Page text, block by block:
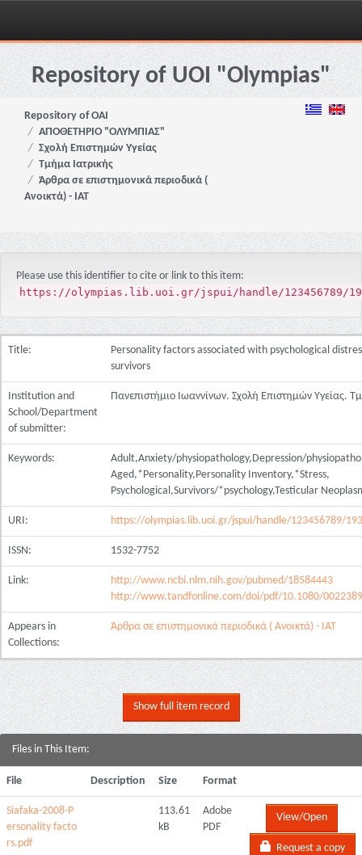
Skip
navigationRepository of UOI "Olympias"
Repository of OAI
ΑΠΟΘΕΤΗΡΙΟ "ΟΛΥΜΠΙΑΣ"
Σχολή Επιστημών Υγείας
Τμήμα Ιατρικής
Άρθρα σε επιστημονικά περιοδικά (
Ανοικτά) - ΙΑΤ
Please use this identifier to cite or link to this item:
https://olympias.lib.uoi.gr/jspui/handle/123456789/
Title:
Personality factors associated with psychological
survivors
Institution and
School/Department
of submitter:
Πανεπιστήμιο Ιωαννίνων. Σχολή Επιστημών Υγείας.
Keywords:
Adult,Anxiety/physiopathology,Depression/
Aged,*Personality,Personality Inventory,*Stress,
Psychological,Survivors/*psychology,Testicular
URI: https://olympias.lib.uoi.gr/jspui/handle/123456789/
ISSN: 1532-7752
Link:
http://www.ncbi.nlm.nih.gov/pubmed/18584443
http://www.tandfonline.com/doi/pdf/10.1080/
Appears in
Collections:
Άρθρα σε επιστημονικά περιοδικά ( Ανοικτά) - ΙΑΤ
Show full item record
Files in This Item:
File Description Size Format
Siafaka-2008-P
ersonality facto
rs.pdf
113.61
kB
Adobe
PDF
View/Open
Request a copy